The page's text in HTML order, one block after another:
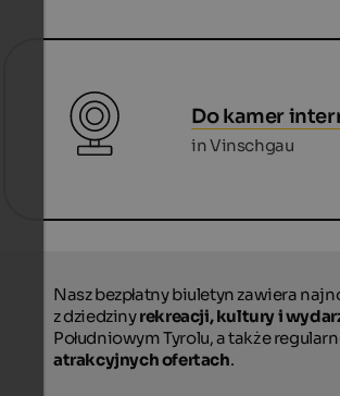
Do kamer
in Vinschgau
Nasz bezpłatny biuletyn zawiera
z dziedzinyrekreacji, kultury i
Południowym Tyrolu, a także
atrakcyjnych ofertach.